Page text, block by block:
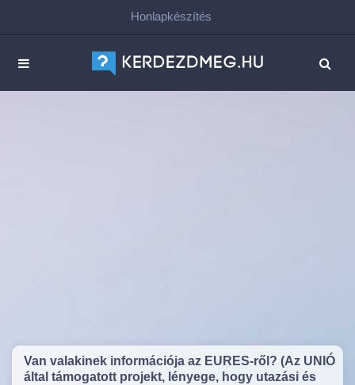
Honlapkészítés
Van valakinek információja az EURES-ről? (Az UNIÓ
által támogatott projekt, lényege, hogy utazási és